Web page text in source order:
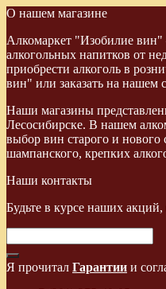
О нашем магазине
Алкомаркет "Изобилие
алкогольных напитков от
приобрести алкоголь в
вин" или заказать на нашем
Наши магазины
Лесосибирске. В нашем
выбор вин старого и нового
шампанского, крепких
Наши контакты
Будьте в курсе наших
Я прочитал Гарантии и